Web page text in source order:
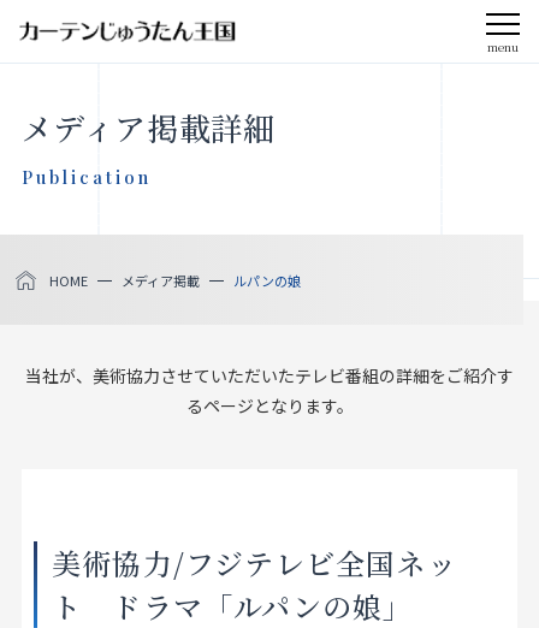
menu
会社案内
お知らせ
採用情報
店舗をさがす
メディア掲載詳細
Publication
HOME メディア掲載 ルパンの娘
当社が、美術協力させていただいたテレビ番組の詳細をご紹介す
るページとなります。
美術協力/フジテレビ全国ネッ
ト ドラマ「ルパンの娘」